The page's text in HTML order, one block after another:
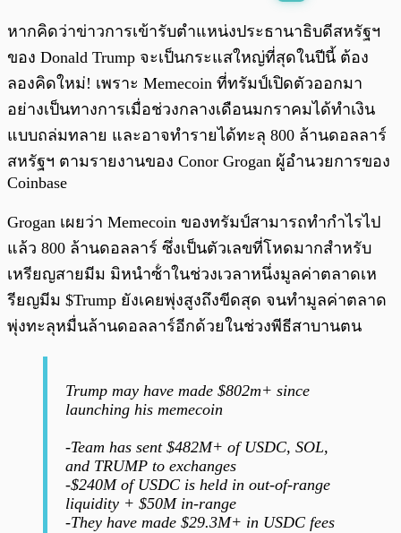
พร้อมเล่น 0:00 / 0:00
หากคิดว่าข่าวการเข้ารับตำแหน่งประธานาธิบดีสหรัฐฯ
ของ Donald Trump จะเป็นกระแสใหญ่ที่สุดในปีนี้ ต้อง
ลองคิดใหม่! เพราะ Memecoin ที่ทรัมป์เปิดตัวออกมา
อย่างเป็นทางการเมื่อช่วงกลางเดือนมกราคมได้ทำเงิน
แบบถล่มทลาย และอาจทำรายได้ทะลุ 800 ล้านดอลลาร์
สหรัฐฯ ตามรายงานของ Conor Grogan ผู้อำนวยการของ
Coinbase
Grogan เผยว่า Memecoin ของทรัมป์สามารถทำกำไรไป
แล้ว 800 ล้านดอลลาร์ ซึ่งเป็นตัวเลขที่โหดมากสำหรับ
เหรียญสายมีม มิหนําซ้ําในช่วงเวลาหนึ่งมูลค่าตลาดเห
รียญมีม $Trump ยังเคยพุ่งสูงถึงขีดสุด จนทำมูลค่าตลาด
พุ่งทะลุหมื่นล้านดอลลาร์อีกด้วยในช่วงพีธีสาบานตน
Trump may have made $802m+ since
launching his memecoin
-Team has sent $482M+ of USDC, SOL,
and TRUMP to exchanges
-$240M of USDC is held in out-of-range
liquidity + $50M in-range
-They have made $29.3M+ in USDC fees